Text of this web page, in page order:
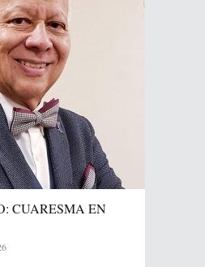
CUARESMA EN